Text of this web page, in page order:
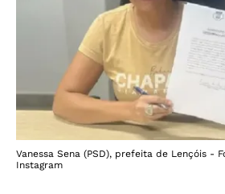
Vanessa Sena (PSD), prefeita de Lençóis -
Instagram